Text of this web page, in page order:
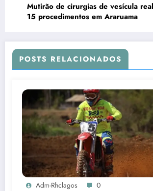
Mutirão de cirurgias de vesícula
15 procedimentos em Araruama
POSTS RELACIONADOS
Adm-Rhclagos 0